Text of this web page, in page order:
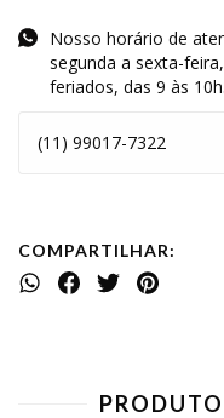
Nosso horário de
segunda a sexta-
feriados, das 9 às
(11) 99017-7322
COMPARTILHAR: